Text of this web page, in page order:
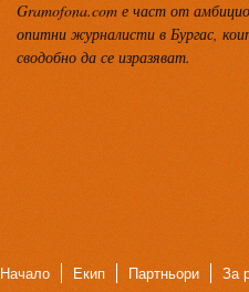
Gramofona.com е част от
опитни журналисти в Бургас,
сводобно да се изразяват.
Начало Екип Партньори За